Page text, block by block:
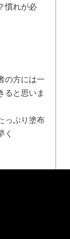
慣れが必
の方には一
ると思いま
っぷり塗布
く